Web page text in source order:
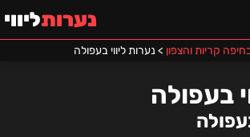
בעפולה
נערותליווי
קריות והצפון > נערות ליווי בעפולה